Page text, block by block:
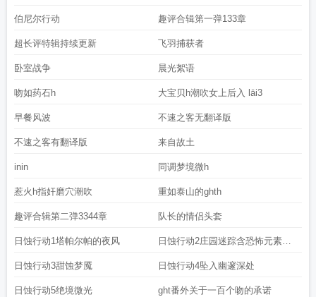
伯尼尔行动 趣评合辑第一弹133章
超长评特辑持续更新 飞羽捕获者
卧室战争 晨光絮语
吻如药石h 大宝贝h潮吹女上后入 lāi3
早餐风波 不速之客无翻译版
不速之客有翻译版 来自故土
inin 同调梦境微h
惹火h指奸磨穴潮吹 重如泰山的ghth
趣评合辑第二弹3344章 队长的情侣头套
日蚀行动1塔帕尔帕的夜风 日蚀行动2庄园迷踪含恐怖元素慎
点
日蚀行动3甜蚀梦魇 日蚀行动4坠入幽邃深处
日蚀行动5绝境微光 ght番外关于一百个吻的承诺